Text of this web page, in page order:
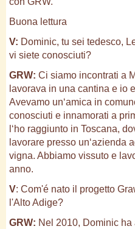
Buona lettura
V: Dominic, tu sei tedesco,
vi siete conosciuti?
GRW: Ci siamo incontrati a
lavorava in una cantina e io
Avevamo un‘amica in
conosciuti e innamorati a
l‘ho raggiunto in Toscana,
lavorare presso un‘azienda
vigna. Abbiamo vissuto e
anno.
V: Com'é nato il progetto
l'Alto Adige?
GRW: Nel 2010, Dominic